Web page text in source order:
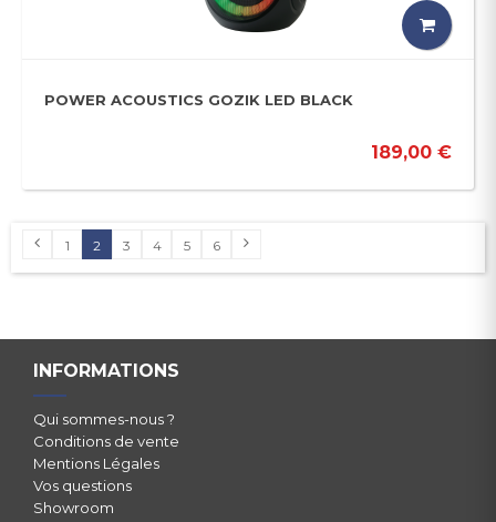
POWER ACOUSTICS GOZIK LED BLACK
189,00 €
1 2 3 4 5 6
INFORMATIONS
Qui sommes-nous ?
Conditions de vente
Mentions Légales
Vos questions
Showroom